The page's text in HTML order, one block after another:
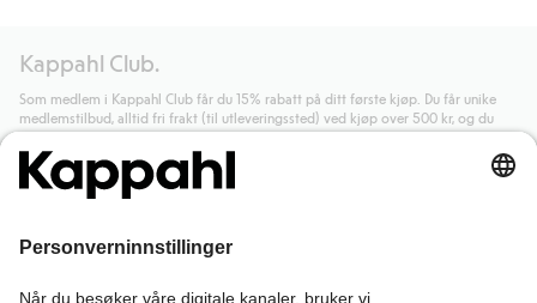
hjemlevering med Helthjem koster 49 NOK og 99 NOK for
hjemlevering med Bring uansett hvor mye du handler for.
Les mer
generelle vilkår.Les mer om Klarnas betalingsvilkår
lenke).
Les mer
Kappahl Club.
Som medlem i Kappahl Club får du 15% rabatt på ditt første kjøp. Du får unike
medlemstilbud, alltid fri frakt (til utleveringssted) ved kjøp over 500 kr, og du
samler poeng på alle dine kjøp og aktiviteter.
Bli medlem